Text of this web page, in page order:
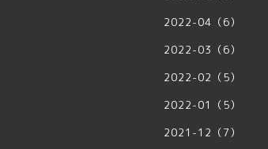
2022-04（6）
2022-03（6）
2022-02（5）
2022-01（5）
2021-12（7）